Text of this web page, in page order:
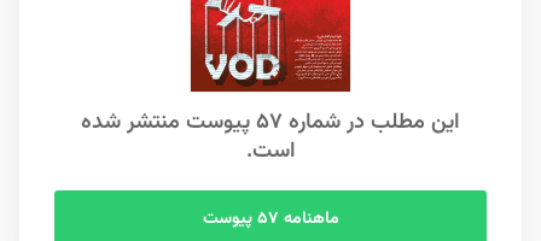
این مطلب در شماره ۵۷ پیوست منتشر شده
است.
ماهنامه ۵۷ پیوست